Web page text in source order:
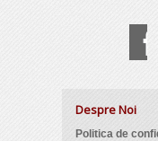
Despre Noi
Politica de